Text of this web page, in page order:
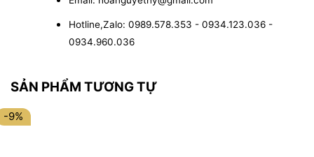
Hotline,Zalo: 0989.578.353 - 0934.123.036 -
0934.960.036
SẢN PHẨM TƯƠNG TỰ
-9%